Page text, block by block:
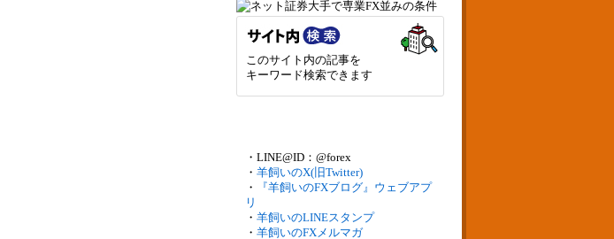
このサイト内の記事を
キーワード検索できます
・LINE@ID：@forex
・ 羊飼いのX(旧Twitter)
・
『羊飼いのFXブログ』ウェブアプ
リ
・ 羊飼いのLINEスタンプ
・ 羊飼いのFXメルマガ